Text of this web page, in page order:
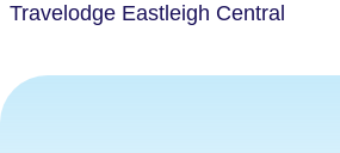
Travelodge Eastleigh Central